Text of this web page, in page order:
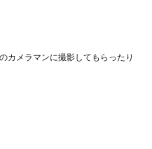
カメラマンに撮影してもらったり